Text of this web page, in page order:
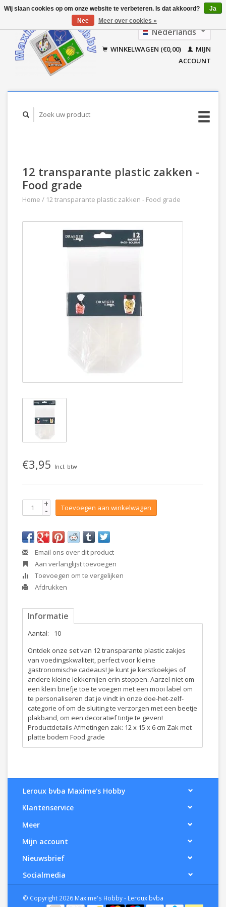
Nederlands
Français
WINKELWAGEN (€0,00)
MIJN
ACCOUNT
12 transparante plastic zakken -
Food grade
Home / 12 transparante plastic zakken - Food grade
€3,95 Incl. btw
+
- Toevoegen aan winkelwagen
Email ons over dit product
Aan verlanglijst toevoegen
Toevoegen om te vergelijken
Afdrukken
Informatie
Aantal:
10
Ontdek onze set van 12 transparante plastic zakjes
van voedingskwaliteit, perfect voor kleine
gastronomische cadeaus! Je kunt je kerstkoekjes of
andere kleine lekkernijen erin stoppen. Aarzel niet om
een klein briefje toe te voegen met een mooi label om
te personaliseren dat je vindt in onze doe-het-zelf-
categorie of om de sluiting te verzorgen met een beetje
plakband, om een decoratief tintje te geven!
Productdetails Afmetingen zak: 12 x 15 x 6 cm Zak met
platte bodem Food grade
Leroux bvba Maxime's Hobby
Klantenservice
Meer
Mijn account
Nieuwsbrief
Socialmedia
© Copyright 2026 Maxime's Hobby - Leroux bvba
Wij slaan cookies op om onze website te verbeteren. Is dat akkoord?
Ja
Nee
Meer over cookies »